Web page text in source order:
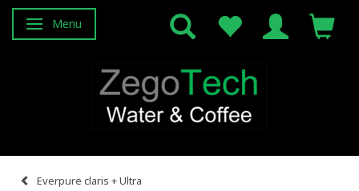
Attiva/disattiva navigazione
Menu
Everpure claris + Ultra